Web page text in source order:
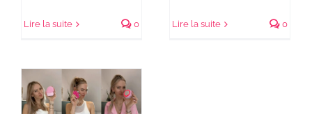
Lire la suite 0 Lire la suite 0